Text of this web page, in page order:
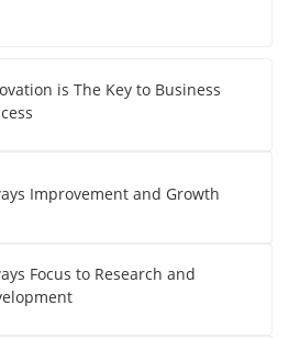
is The Key to Business
Improvement and Growth
Focus to Research and